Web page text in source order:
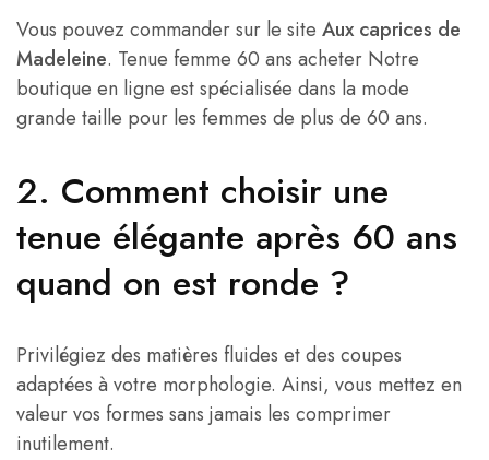
Vous pouvez commander sur le site Aux caprices de
Madeleine. Tenue femme 60 ans acheter Notre
boutique en ligne est spécialisée dans la mode
grande taille pour les femmes de plus de 60 ans.
2. Comment choisir une
tenue élégante après 60 ans
quand on est ronde ?
Privilégiez des matières fluides et des coupes
adaptées à votre morphologie. Ainsi, vous mettez en
valeur vos formes sans jamais les comprimer
inutilement.